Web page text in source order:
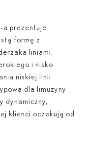
a prezentuje
formę z
liniami.
i nisko
niskiej linii
dla limuzyny
dynamiczny,
klienci oczekują od